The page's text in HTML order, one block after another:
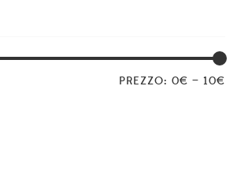
PREZZO: 0€ — 10€